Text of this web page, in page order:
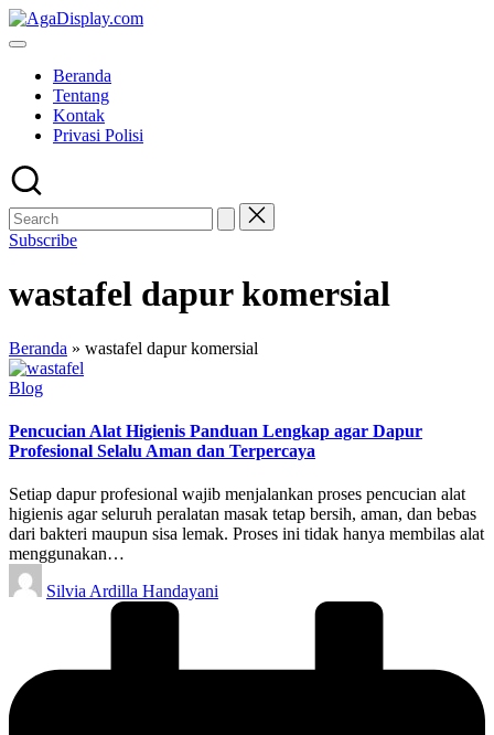
Skip
to
Beranda
Tentang
Kontak
Privasi Polisi
Subscribe
wastafel dapur komersial
Beranda » wastafel dapur komersial
Posted
Blog
Pencucian Alat Higienis Panduan Lengkap agar Dapur
Profesional Selalu Aman dan Terpercaya
Setiap dapur profesional wajib menjalankan proses pencucian alat
higienis agar seluruh peralatan masak tetap bersih, aman, dan bebas
dari bakteri maupun sisa lemak. Proses ini tidak hanya membilas alat
menggunakan…
Posted
by
Silvia Ardilla Handayani